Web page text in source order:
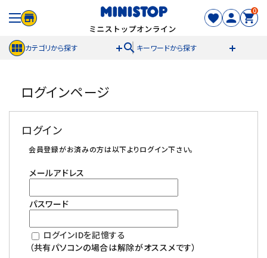
0
カテゴリから探す search キーワードから探す
meeting_room ログイン person 新規登録
セール商品
カテゴリから探す
冷凍食品
スイーツ
ログインページ
ログイン
会員登録がお済みの方は以下よりログイン下さい。
メールアドレス
パスワード
ログインIDを記憶する
（共有パソコンの場合は解除がオススメです）